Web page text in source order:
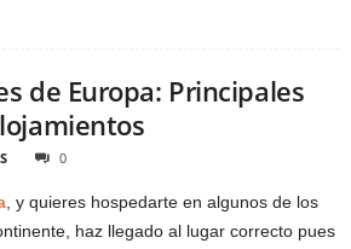
de Europa: Principales
0
, y quieres hospedarte en algunos de los
haz llegado al lugar correcto pues